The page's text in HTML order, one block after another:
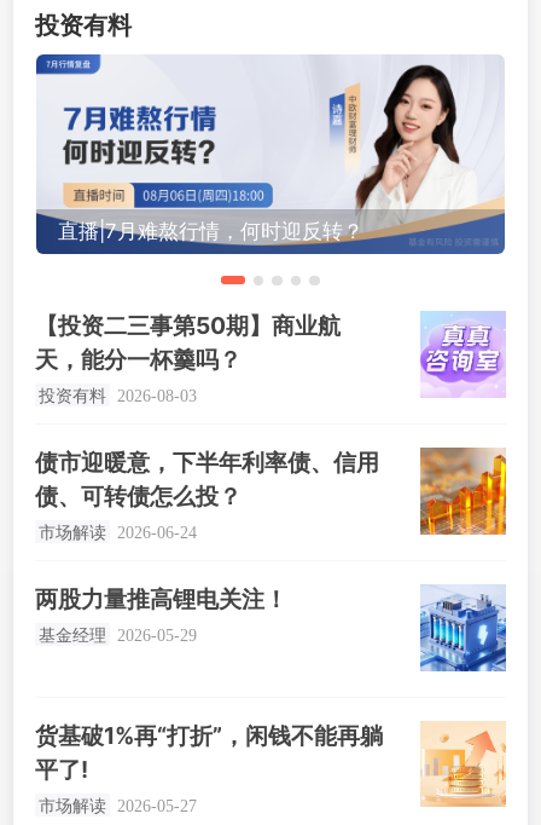
英伟达
投资有料
直播|7月难熬行情，何时迎反转？
【投资二三事第50期】商业航
天，能分一杯羹吗？
投资有料 2026-08-03
债市迎暖意，下半年利率债、信用
债、可转债怎么投？
市场解读 2026-06-24
两股力量推高锂电关注！
基金经理 2026-05-29
货基破1%再“打折”，闲钱不能再躺
平了!
市场解读 2026-05-27